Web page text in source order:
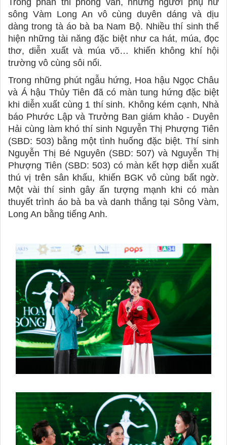
sông Vàm Long An vô cùng duyên dáng và dịu
dàng trong tà áo bà ba Nam Bộ. Nhiều thí sinh thể
hiện những tài năng đặc biệt như ca hát, múa, đọc
thơ, diễn xuất và múa võ… khiến không khí hội
trường vô cùng sôi nổi.
Trong những phút ngẫu hứng, Hoa hậu Ngọc Châu
và Á hậu Thủy Tiên đã có màn tung hứng đặc biệt
khi diễn xuất cùng 1 thí sinh. Không kém cạnh, Nhà
báo Phước Lập và Trưởng Ban giám khảo - Duyên
Hải cùng làm khó thí sinh Nguyễn Thị Phượng Tiên
(SBD: 503) bằng một tình huống đặc biệt. Thí sinh
Nguyễn Thị Bé Nguyên (SBD: 507) và Nguyễn Thị
Phượng Tiên (SBD: 503) có màn kết hợp diễn xuất
thú vị trên sân khấu, khiến BGK vô cùng bất ngờ.
Một vài thí sinh gây ấn tượng mạnh khi có màn
thuyết trình áo bà ba và danh thắng tại Sông Vàm,
Long An bằng tiếng Anh.